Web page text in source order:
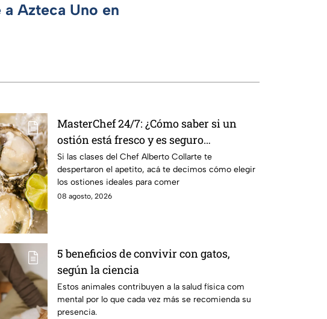
Azteca Uno en
MasterChef 24/7: ¿Cómo saber si un
ostión está fresco y es seguro
consumirlo?
Si las clases del Chef Alberto Collarte te
despertaron el apetito, acá te decimos cómo elegir
los ostiones ideales para comer
08 agosto, 2026
5 beneficios de convivir con gatos,
según la ciencia
Estos animales contribuyen a la salud física com
mental por lo que cada vez más se recomienda su
presencia.